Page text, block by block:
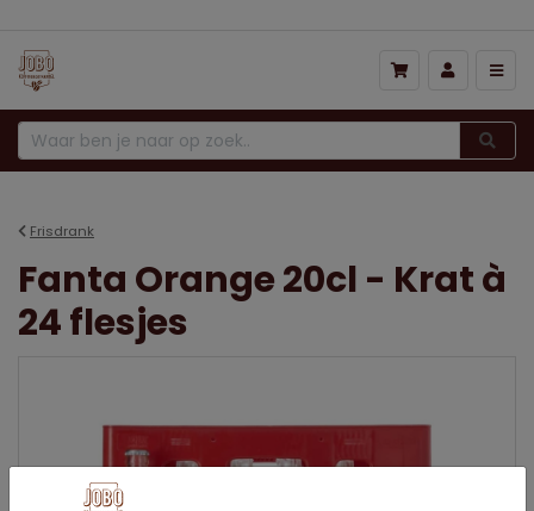
Frisdrank
Fanta Orange 20cl - Krat à
24 flesjes